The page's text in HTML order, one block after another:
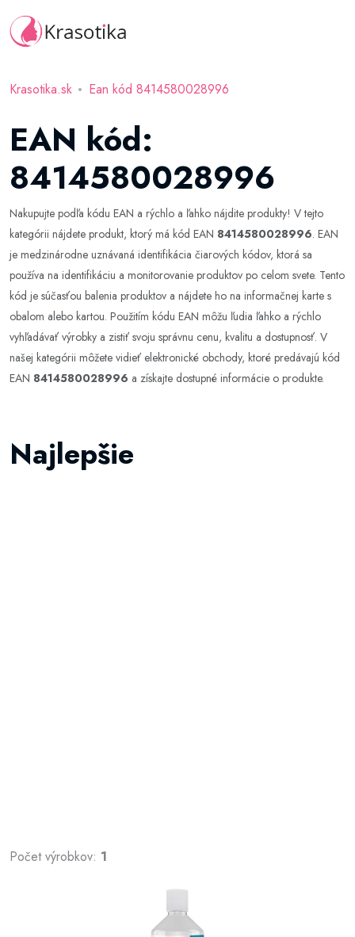
Krasotika.sk Ean kód 8414580028996
EAN kód:
8414580028996
Nakupujte podľa kódu EAN a rýchlo a ľahko nájdite produkty! V tejto
kategórii nájdete produkt, ktorý má kód EAN 8414580028996. EAN
je medzinárodne uznávaná identifikácia čiarových kódov, ktorá sa
používa na identifikáciu a monitorovanie produktov po celom svete. Tento
kód je súčasťou balenia produktov a nájdete ho na informačnej karte s
obalom alebo kartou. Použitím kódu EAN môžu ľudia ľahko a rýchlo
vyhľadávať výrobky a zistiť svoju správnu cenu, kvalitu a dostupnosť. V
našej kategórii môžete vidieť elektronické obchody, ktoré predávajú kód
EAN 8414580028996 a získajte dostupné informácie o produkte.
Najlepšie
Počet výrobkov: 1